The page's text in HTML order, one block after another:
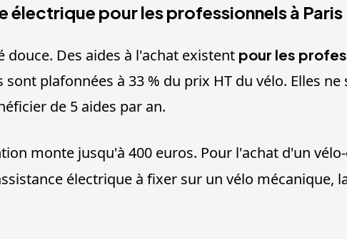
électrique pour les professionnels à Paris
Des aides à l'achat existent pour les
plafonnées à 33 % du prix HT du vélo. Elles
de 5 aides par an.
monte jusqu'à 400 euros. Pour l'achat d'un
électrique à fixer sur un vélo mécanique,